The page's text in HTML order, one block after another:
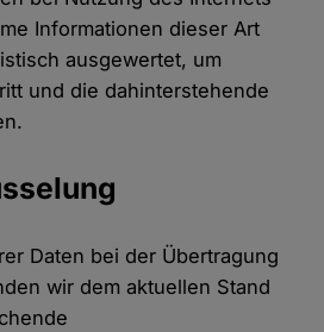
Informationen dieser Art
ausgewertet, um
und die dahinterstehende
Daten bei der Übertragung
wir dem aktuellen Stand